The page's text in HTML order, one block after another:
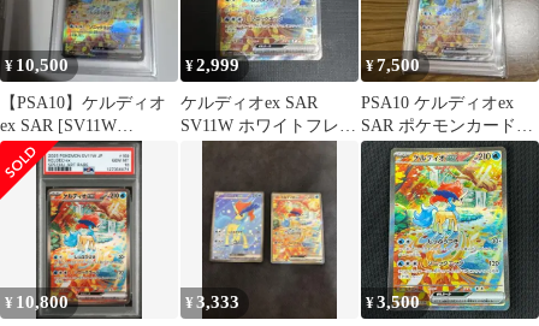
¥ 10,500
【PSA10】ケルディオ
ex SAR [SV11W
169/086]
¥2,999
ケルディオex SAR
SV11W ホワイトフレア
¥7,500
PSA10 ケルディオex
SAR ポケモンカード
psa10
¥ 10,800 ¥3,333 ¥3,500